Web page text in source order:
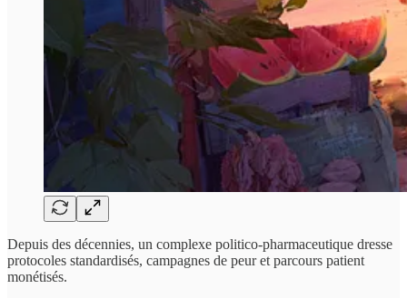
Depuis des décennies, un complexe politico‑pharmaceutique dresse
protocoles standardisés, campagnes de peur et parcours patient
monétisés.